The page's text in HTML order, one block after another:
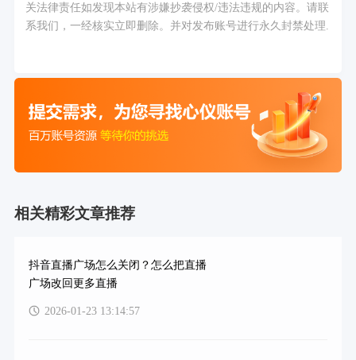
关法律责任如发现本站有涉嫌抄袭侵权/违法违规的内容。请联
系我们，一经核实立即删除。并对发布账号进行永久封禁处理.
相关精彩文章推荐
抖音直播广场怎么关闭？怎么把直播
广场改回更多直播
2026-01-23 13:14:57